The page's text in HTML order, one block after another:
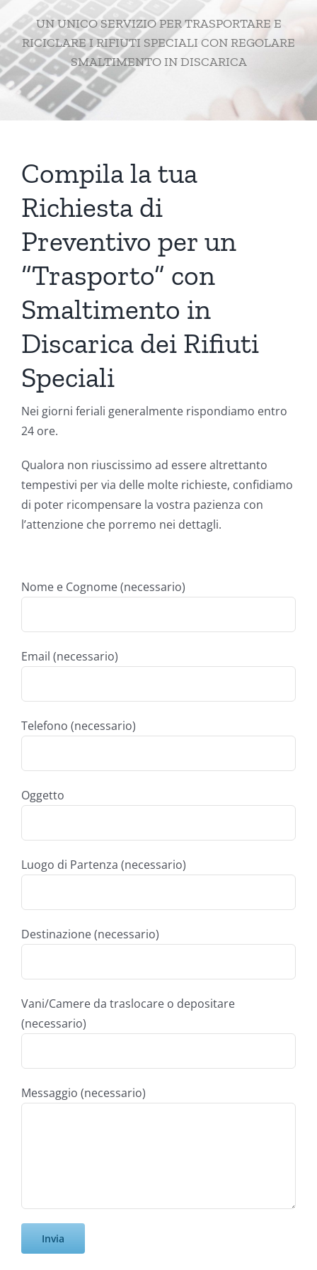
UN UNICO SERVIZIO PER TRASPORTARE E
RICICLARE I RIFIUTI SPECIALI CON REGOLARE
SMALTIMENTO IN DISCARICA
Compila la tua
Richiesta di
Preventivo per un
“Trasporto” con
Smaltimento in
Discarica dei Rifiuti
Speciali
Nei giorni feriali generalmente rispondiamo entro
24 ore.
Qualora non riuscissimo ad essere altrettanto
tempestivi per via delle molte richieste, confidiamo
di poter ricompensare la vostra pazienza con
l’attenzione che porremo nei dettagli.
Nome e Cognome (necessario)
Email (necessario)
Telefono (necessario)
Oggetto
Luogo di Partenza (necessario)
Destinazione (necessario)
Vani/Camere da traslocare o depositare
(necessario)
Messaggio (necessario)